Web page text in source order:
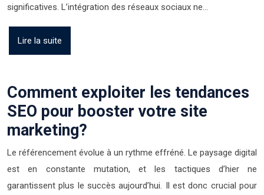
significatives. L’intégration des réseaux sociaux ne…
Lire la suite
Comment exploiter les tendances
SEO pour booster votre site
marketing?
Le référencement évolue à un rythme effréné. Le paysage digital
est en constante mutation, et les tactiques d’hier ne
garantissent plus le succès aujourd’hui. Il est donc crucial pour